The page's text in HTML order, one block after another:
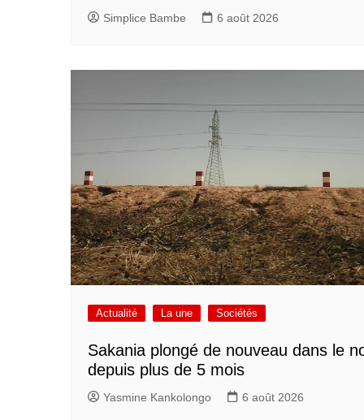
Simplice Bambe 6 août 2026
Actualité La une Sociétés
Sakania plongé de nouveau dans le
depuis plus de 5 mois
Yasmine Kankolongo 6 août 2026